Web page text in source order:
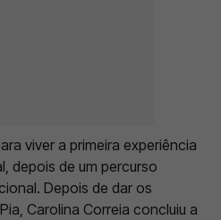
viver a primeira experiência
depois de um percurso
Depois de dar os
Carolina Correia concluiu a